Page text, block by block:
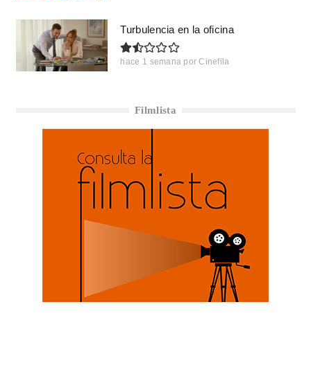
Turbulencia en la oficina
hace 1 semana por Cinefila
Filmlista